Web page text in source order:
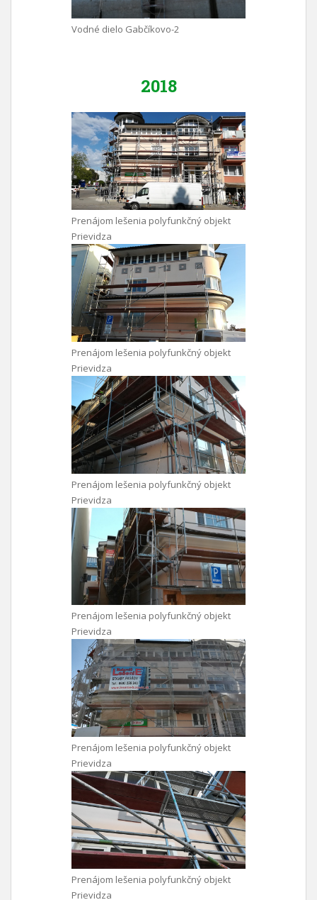
Vodné dielo Gabčíkovo-2
2018
Prenájom lešenia polyfunkčný objekt
Prievidza
Prenájom lešenia polyfunkčný objekt
Prievidza
Prenájom lešenia polyfunkčný objekt
Prievidza
Prenájom lešenia polyfunkčný objekt
Prievidza
Prenájom lešenia polyfunkčný objekt
Prievidza
Prenájom lešenia polyfunkčný objekt
Prievidza